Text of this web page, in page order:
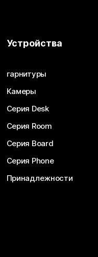
Устройства
гарнитуры
Камеры
Серия Desk
Серия Room
Серия Board
Серия Phone
Принадлежности